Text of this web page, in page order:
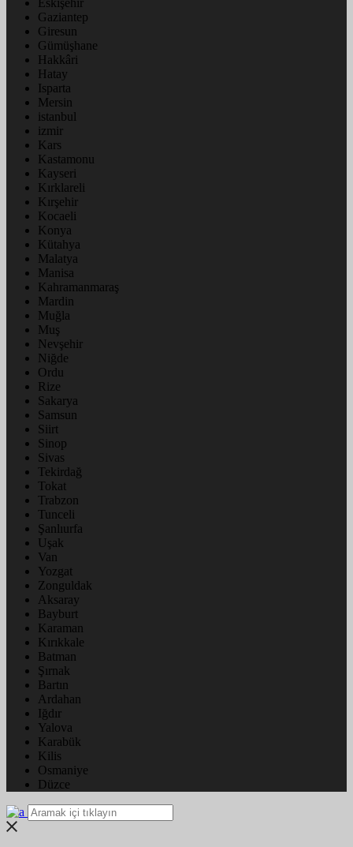
Eskişehir
Gaziantep
Giresun
Gümüşhane
Hakkâri
Hatay
Isparta
Mersin
istanbul
izmir
Kars
Kastamonu
Kayseri
Kırklareli
Kırşehir
Kocaeli
Konya
Kütahya
Malatya
Manisa
Kahramanmaraş
Mardin
Muğla
Muş
Nevşehir
Niğde
Ordu
Rize
Sakarya
Samsun
Siirt
Sinop
Sivas
Tekirdağ
Tokat
Trabzon
Tunceli
Şanlıurfa
Uşak
Van
Yozgat
Zonguldak
Aksaray
Bayburt
Karaman
Kırıkkale
Batman
Şırnak
Bartın
Ardahan
Iğdır
Yalova
Karabük
Kilis
Osmaniye
Düzce